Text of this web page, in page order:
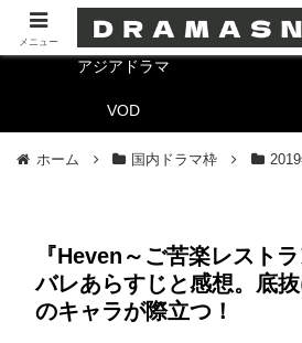
海外ドラマ
アジアドラマ
VOD
ホーム 国内ドラマ枠
『Heven～ご苦楽レスト
バレあらすじと感想。底
のキャラが際立つ！
メニュー